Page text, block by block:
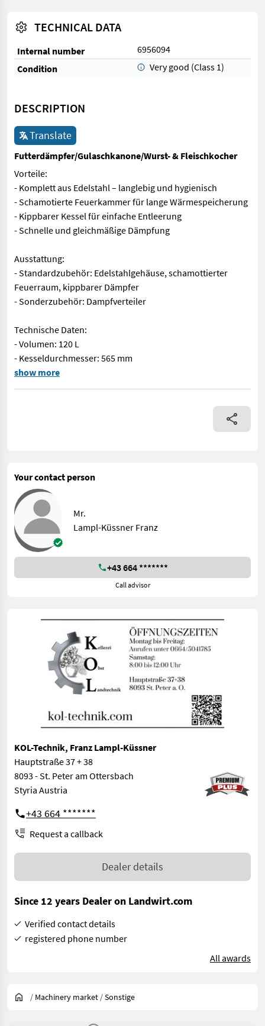
TECHNICAL DATA
Internal number
6956094
Condition
Very good (Class 1)
DESCRIPTION
Translate
Futterdämpfer/Gulaschkanone/Wurst- & Fleischkocher
Vorteile:
- Komplett aus Edelstahl – langlebig und hygienisch
- Schamotierte Feuerkammer für lange Wärmespeicherung
- Kippbarer Kessel für einfache Entleerung
- Schnelle und gleichmäßige Dämpfung
Ausstattung:
- Standardzubehör: Edelstahlgehäuse, schamottierter
Feuerraum, kippbarer Dämpfer
- Sonderzubehör: Dampfverteiler
Technische Daten:
- Volumen: 120 L
- Kesseldurchmesser: 565 mm
Vorteile: - Komplett aus Edelstahl – langlebig und hygienisch -
show more
Your contact person
Mr.
Lampl-Küssner Franz
+43 664 *******
Call advisor
KOL-Technik, Franz Lampl-Küssner
Hauptstraße 37 + 38
8093 - St. Peter am Ottersbach
Styria Austria
+43 664 *******
Request a callback
Dealer details
Since 12 years Dealer on Landwirt.com
Verified contact details
registered phone number
All awards
/ Machinery market /Sonstige